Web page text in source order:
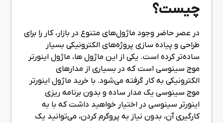
چیست؟
در عصر حاضر وجود ماژول‌های متنوع در بازار، کار را برای
طراحی و پیاده سازی پروژه‌های الکترونیکی بسیار
ساده‌تر کرده است. یکی از این ماژول ها، ماژول اینورتر
موج سینوسی است که در بسیاری از مدارهای
الکترونیکی به کار گرفته می‌شود. با خرید ماژول اینورتر
موج سینوسی یک مدار ساده و بدون برنامه ریزی
اینورتر سینوسی در اختیار خواهید داشت که با به
کارگیری آن، بدون نیاز به پروگرم کردن، می‌توانید یک